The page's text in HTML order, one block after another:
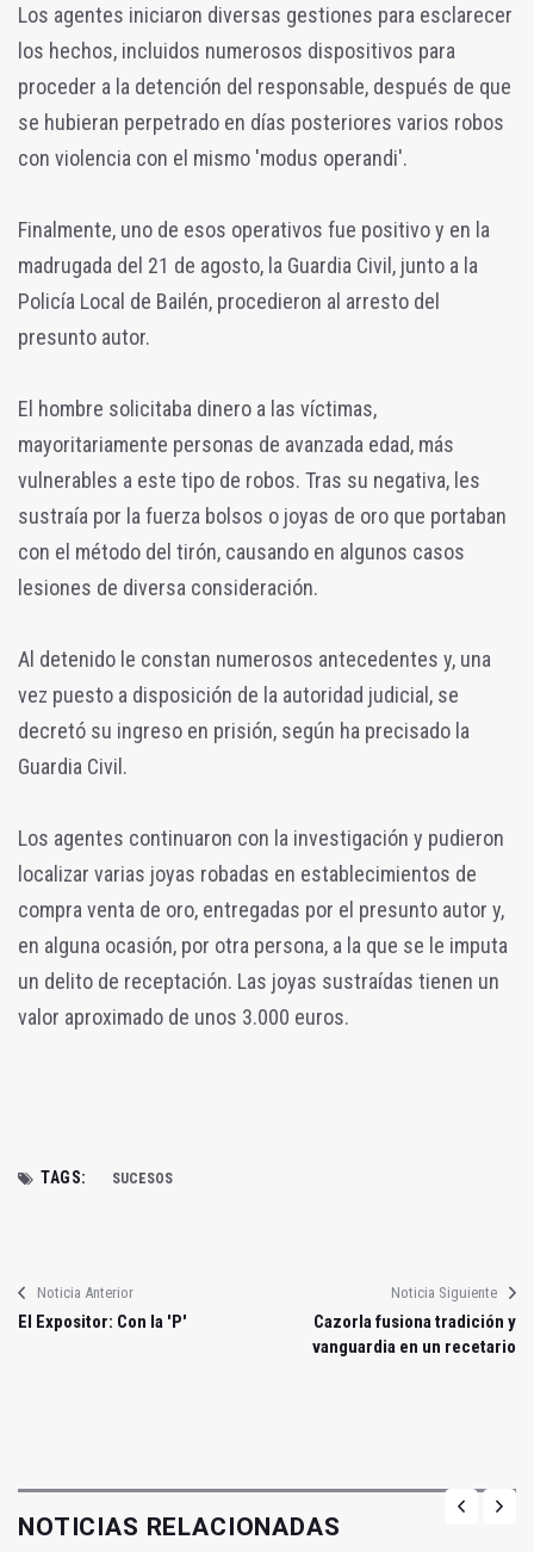
Los agentes iniciaron diversas gestiones para esclarecer
los hechos, incluidos numerosos dispositivos para
proceder a la detención del responsable, después de que
se hubieran perpetrado en días posteriores varios robos
con violencia con el mismo 'modus operandi'.
Finalmente, uno de esos operativos fue positivo y en la
madrugada del 21 de agosto, la Guardia Civil, junto a la
Policía Local de Bailén, procedieron al arresto del
presunto autor.
El hombre solicitaba dinero a las víctimas,
mayoritariamente personas de avanzada edad, más
vulnerables a este tipo de robos. Tras su negativa, les
sustraía por la fuerza bolsos o joyas de oro que portaban
con el método del tirón, causando en algunos casos
lesiones de diversa consideración.
Al detenido le constan numerosos antecedentes y, una
vez puesto a disposición de la autoridad judicial, se
decretó su ingreso en prisión, según ha precisado la
Guardia Civil.
Los agentes continuaron con la investigación y pudieron
localizar varias joyas robadas en establecimientos de
compra venta de oro, entregadas por el presunto autor y,
en alguna ocasión, por otra persona, a la que se le imputa
un delito de receptación. Las joyas sustraídas tienen un
valor aproximado de unos 3.000 euros.
TAGS: SUCESOS
Noticia Anterior
El Expositor: Con la 'P'
Noticia Siguiente
Cazorla fusiona tradición y
vanguardia en un recetario
NOTICIAS RELACIONADAS